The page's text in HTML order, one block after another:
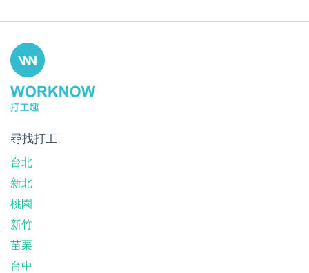
尋找打工
台北
新北
桃園
新竹
苗栗
台中